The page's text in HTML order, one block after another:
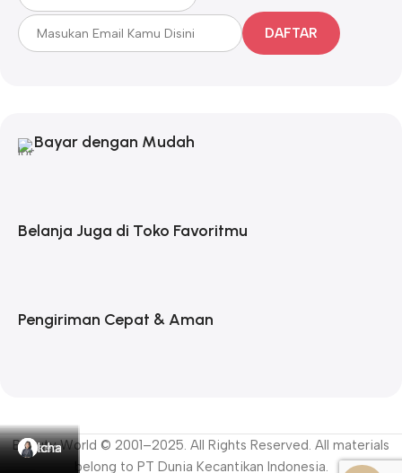
seo
seo
seo
seo
seo
seo
Icha
Icha
Icha
Icha
DAFTAR
Bayar dengan Mudah
Belanja Juga di Toko Favoritmu
Pengiriman Cepat & Aman
Beauty World © 2001–2025. All Rights Reserved. All materials
belong to PT Dunia Kecantikan Indonesia.